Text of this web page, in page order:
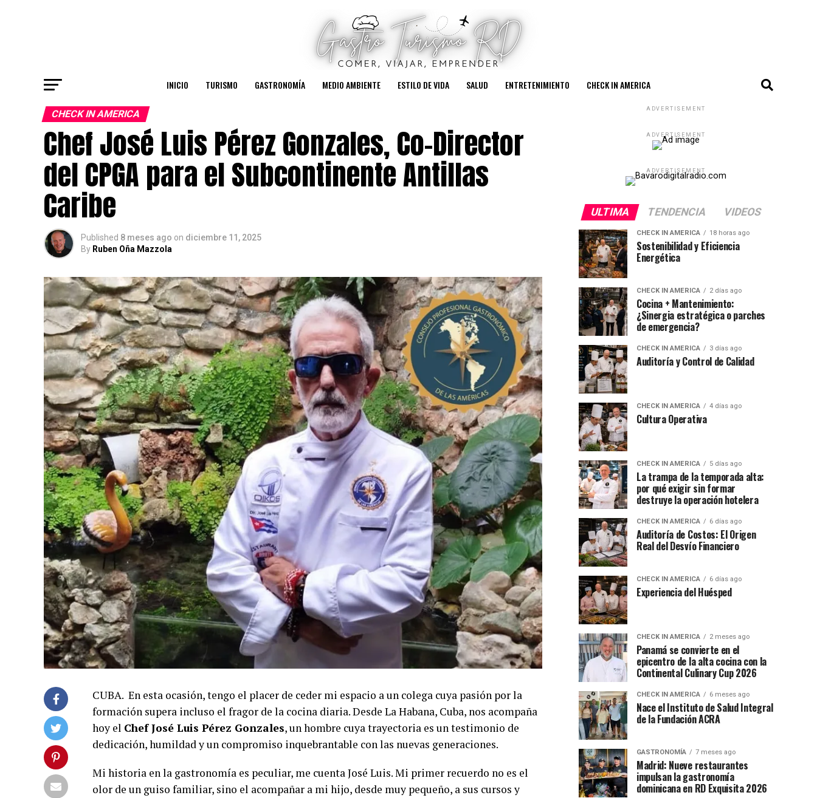
INICIO TURISMO GASTRONOMÍA MEDIO AMBIENTE ESTILO DE VIDA SALUD ENTRETENIMIENTO CHECK IN AMERICA
CHECK IN AMERICA
Chef José Luis Pérez Gonzales, Co-Director
del CPGA para el Subcontinente Antillas
Caribe
Published 8 meses ago on diciembre 11, 2025
By Ruben Oña Mazzola
CUBA. En esta ocasión, tengo el placer de ceder mi espacio a un colega cuya pasión por la
formación supera incluso el fragor de la cocina diaria. Desde La Habana, Cuba, nos acompaña
hoy el Chef José Luis Pérez Gonzales, un hombre cuya trayectoria es un testimonio de
dedicación, humildad y un compromiso inquebrantable con las nuevas generaciones.
Mi historia en la gastronomía es peculiar, me cuenta José Luis. Mi primer recuerdo no es el
olor de un guiso familiar, sino el acompañar a mi hijo, desde muy pequeño, a sus cursos y
ADVERTISEMENT
ADVERTISEMENT
ADVERTISEMENT
ULTIMA TENDENCIA VIDEOS
CHECK IN AMERICA 18 horas ago
Sostenibilidad y Eficiencia
Energética
CHECK IN AMERICA 2 días ago
Cocina + Mantenimiento:
¿Sinergia estratégica o parches
de emergencia?
CHECK IN AMERICA 3 días ago
Auditoría y Control de Calidad
CHECK IN AMERICA 4 días ago
Cultura Operativa
CHECK IN AMERICA 5 días ago
La trampa de la temporada alta:
por qué exigir sin formar
destruye la operación hotelera
CHECK IN AMERICA 6 días ago
Auditoría de Costos: El Origen
Real del Desvío Financiero
CHECK IN AMERICA 6 días ago
Experiencia del Huésped
CHECK IN AMERICA 2 meses ago
Panamá se convierte en el
epicentro de la alta cocina con la
Continental Culinary Cup 2026
CHECK IN AMERICA 6 meses ago
Nace el Instituto de Salud Integral
de la Fundación ACRA
GASTRONOMÍA 7 meses ago
Madrid: Nueve restaurantes
impulsan la gastronomía
dominicana en RD Exquisita 2026